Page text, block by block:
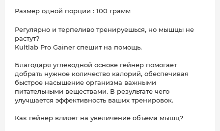
Размер одной порции : 100 грамм
Регулярно и терпеливо тренируешься, но мышцы не
растут?
Kultlab Pro Gainer спешит на помощь.
Благодаря углеводной основе гейнер помогает
добрать нужное количество калорий, обеспечивая
быстрое насыщение организма важными
питательными веществами. В результате чего
улучшается эффективность ваших тренировок.
Как гейнер влияет на увеличение объема мышц?